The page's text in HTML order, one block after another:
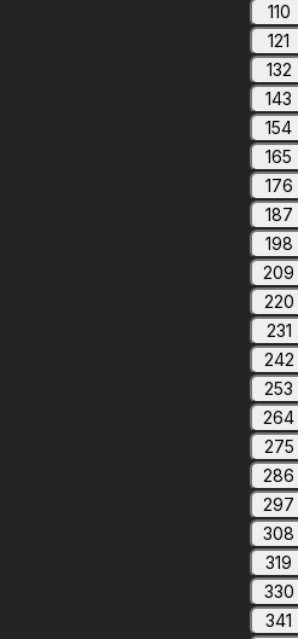
110
121
132
143
154
165
176
187
198
209
220
231
242
253
264
275
286
297
308
319
330
341